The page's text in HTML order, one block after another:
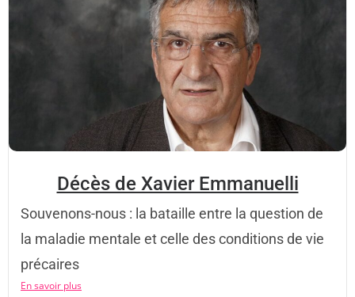
Décès de Xavier Emmanuelli
Souvenons-nous : la bataille entre la question de
la maladie mentale et celle des conditions de vie
précaires
En savoir plus